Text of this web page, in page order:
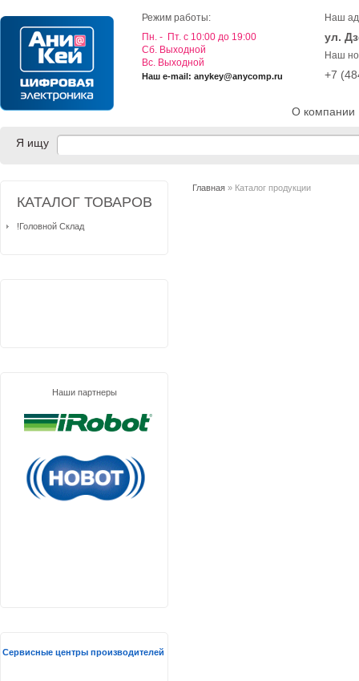
О компании
Режим работы:
Пн. - Пт. с 10:00 до 19:00
Cб. Выходной
Вс. Выходной
Наш e-mail: anykey@anycomp.ru
Наш
ул.
Наш
+7
Я ищу
Главная » Каталог продукции
КАТАЛОГ ТОВАРОВ
!Головной Склад
Наши партнеры
Сервисные центры производителей